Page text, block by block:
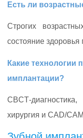
Есть ли
Строгих
состояние
Какие технологии
имплантации?
хирургия и CAD/